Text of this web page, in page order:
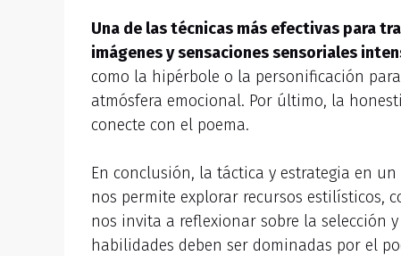
Una de las técnicas más efectivas para
imágenes y sensaciones sensoriales
como la hipérbole o la personificación
atmósfera emocional. Por último, la
conecte con el poema.
En conclusión, la táctica y estrategia en
nos permite explorar recursos estilísticos,
nos invita a reflexionar sobre la selección
habilidades deben ser dominadas por el